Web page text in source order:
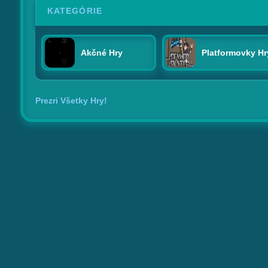
KATEGÓRIE
Akčné Hry Platformovky
Prezri Všetky Hry!